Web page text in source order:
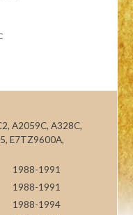
A2059C, A328C,
E7TZ9600A,
1988-1991
1988-1991
1988-1994